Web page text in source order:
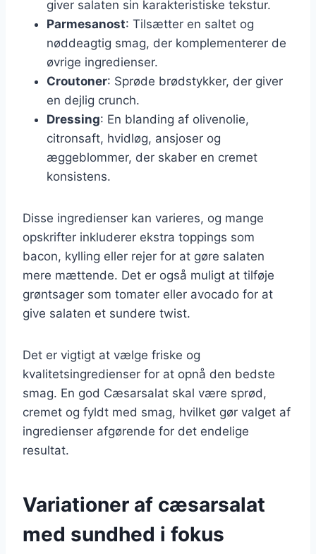
giver salaten sin karakteristiske tekstur.
Parmesanost: Tilsætter en saltet og
nøddeagtig smag, der komplementerer de
øvrige ingredienser.
Croutoner: Sprøde brødstykker, der giver
en dejlig crunch.
Dressing: En blanding af olivenolie,
citronsaft, hvidløg, ansjoser og
æggeblommer, der skaber en cremet
konsistens.
Disse ingredienser kan varieres, og mange
opskrifter inkluderer ekstra toppings som
bacon, kylling eller rejer for at gøre salaten
mere mættende. Det er også muligt at tilføje
grøntsager som tomater eller avocado for at
give salaten et sundere twist.
Det er vigtigt at vælge friske og
kvalitetsingredienser for at opnå den bedste
smag. En god Cæsarsalat skal være sprød,
cremet og fyldt med smag, hvilket gør valget af
ingredienser afgørende for det endelige
resultat.
Variationer af cæsarsalat
med sundhed i fokus